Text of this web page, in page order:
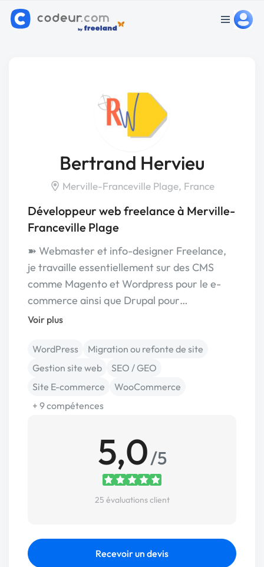
Bertrand Hervieu
Merville-Franceville Plage, France
Développeur web freelance à Merville-
Franceville Plage
➽ Webmaster et info-designer Freelance,
je travaille essentiellement sur des CMS
comme Magento et Wordpress pour le e-
commerce ainsi que Drupal pour…
Voir plus
WordPress
Migration ou refonte de site
Gestion site web
SEO / GEO
Site E-commerce
WooCommerce
+ 9 compétences
5,0/5
25 évaluations client
Recevoir un devis